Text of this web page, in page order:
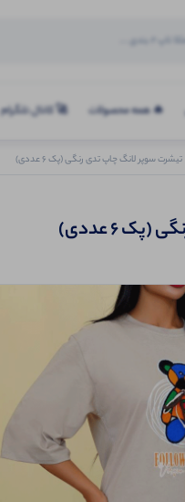
🔥 همه محصولات 🚀 کانال تلگرام
تیشرت سوپر لانگ چاپ تدی رنگی (پک 6 عددی)
6 عددی)